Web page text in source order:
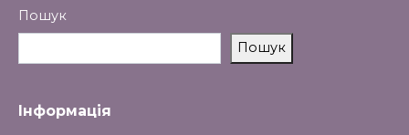
Пошук
Пошук
Інформація